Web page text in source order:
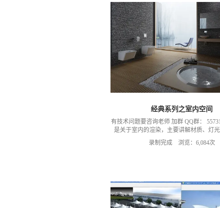
经典系列之室内空间
有技术问题要咨询老师 加群 QQ群：
是关于室内的渲染，主要讲解材质、灯
期。还有更多案例。总之关注我们就是
录制完成 浏览：6,084次